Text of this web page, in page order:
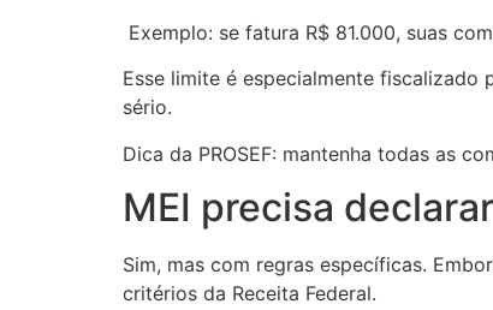
Exemplo: se fatura R$ 81.000, suas
Esse limite é especialmente
sério.
Dica da PROSEF: mantenha todas as
MEI precisa
Sim, mas com regras específicas.
critérios da Receita Federal.